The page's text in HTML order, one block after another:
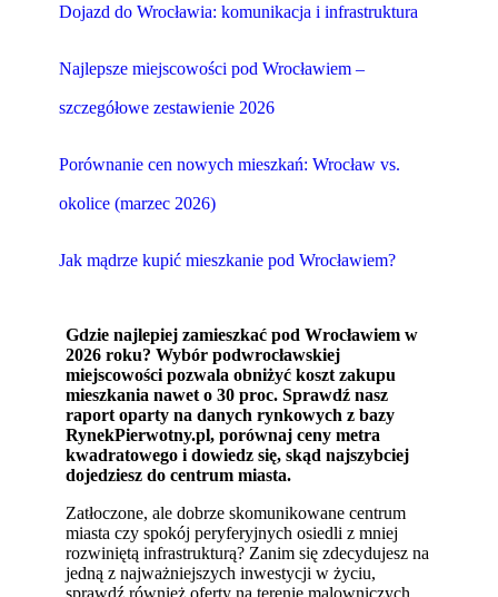
Dojazd do Wrocławia: komunikacja i infrastruktura
Najlepsze miejscowości pod Wrocławiem –
szczegółowe zestawienie 2026
Porównanie cen nowych mieszkań: Wrocław vs.
okolice (marzec 2026)
Jak mądrze kupić mieszkanie pod Wrocławiem?
Gdzie najlepiej zamieszkać pod Wrocławiem w
2026 roku? Wybór podwrocławskiej
miejscowości pozwala obniżyć koszt zakupu
mieszkania nawet o 30 proc. Sprawdź nasz
raport oparty na danych rynkowych z bazy
RynekPierwotny.pl, porównaj ceny metra
kwadratowego i dowiedz się, skąd najszybciej
dojedziesz do centrum miasta.
Zatłoczone, ale dobrze skomunikowane centrum
miasta czy spokój peryferyjnych osiedli z mniej
rozwiniętą infrastrukturą? Zanim się zdecydujesz na
jedną z najważniejszych inwestycji w życiu,